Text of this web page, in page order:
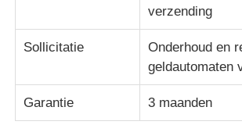
OKI ATM-onderdelen
Genmega ATM -onderdelen
verzending
Sollicitatie
Onderhoud en
geldautomaten
Garantie 3 maanden